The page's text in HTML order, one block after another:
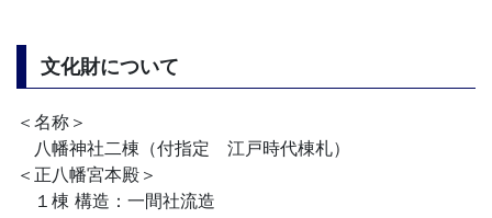
文化財について
＜名称＞
八幡神社二棟（付指定 江戸時代棟札）
＜正八幡宮本殿＞
１棟 構造：一間社流造